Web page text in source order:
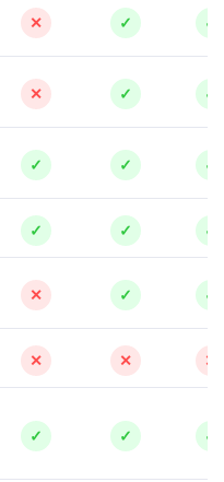
✕ ✓ ✓
✕ ✓ ✓
✓ ✓ ✓
✓ ✓ ✓
✕ ✓ ✓
✕ ✕ ✕
✓ ✓ ✓